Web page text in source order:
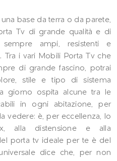
base da terra o da parete,
Tv di grande qualità e di
ampi, resistenti e
Tra i vari Mobili Porta Tv che
di grande fascino, potrai
stile e tipo di sistema
giorno ospita alcune tra le
in ogni abitazione, per
vedere: è, per eccellenza, lo
alla distensione e alla
porta tv ideale per te è del
dice che, per non